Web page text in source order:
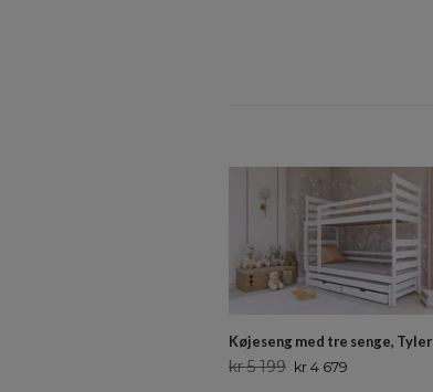
Køjeseng med tre senge, Tyler
kr 5 199 kr 4 679